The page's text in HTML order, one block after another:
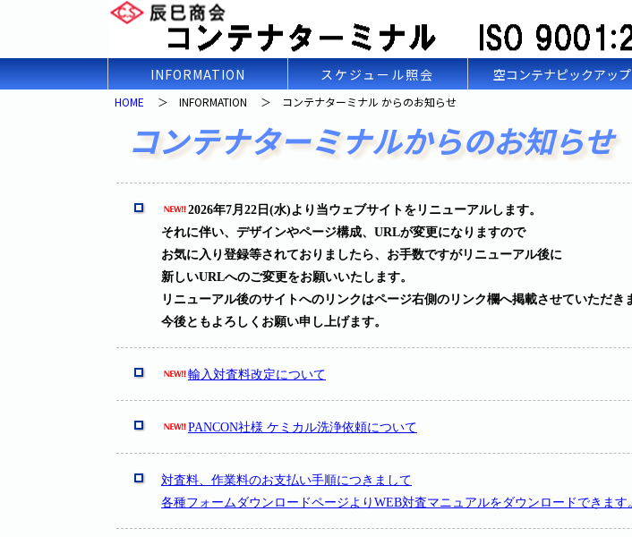
INFORMATION スケジュール照会 空コンテナピックアップ
HOME ＞ INFORMATION ＞ コンテナターミナル からのお知らせ
コンテナターミナルからのお知らせ